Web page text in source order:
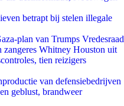
betrapt bij stelen illegale
plan van Trumps Vredesraad
Whitney Houston uit
tien reizigers
van defensiebedrijven
geblust, brandweer